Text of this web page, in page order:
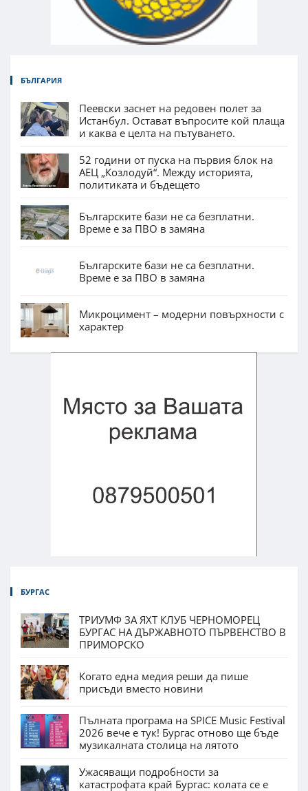
БЪЛГАРИЯ
Пеевски заснет на редовен полет за
Истанбул. Остават въпросите кой плаща
и каква е целта на пътуването.
52 години от пуска на първия блок на
АЕЦ „Козлодуй“. Между историята,
политиката и бъдещето
Българските бази не са безплатни.
Време е за ПВО в замяна
Българските бази не са безплатни.
Време е за ПВО в замяна
Микроцимент – модерни повърхности с
характер
БУРГАС
ТРИУМФ ЗА ЯХТ КЛУБ ЧЕРНОМОРЕЦ
БУРГАС НА ДЪРЖАВНОТО ПЪРВЕНСТВО В
ПРИМОРСКО
Когато една медия реши да пише
присъди вместо новини
Пълната програма на SPICE Music Festival
2026 вече е тук! Бургас отново ще бъде
музикалната столица на лятото
Ужасяващи подробности за
катастрофата край Бургас: колата се е